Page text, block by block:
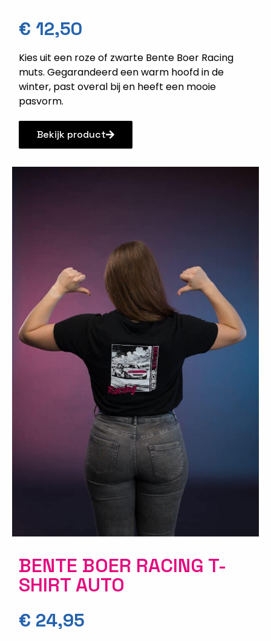
€ 12,50
Kies uit een roze of zwarte Bente Boer Racing
muts. Gegarandeerd een warm hoofd in de
winter, past overal bij en heeft een mooie
pasvorm.
Bekijk product
BENTE BOER RACING T-
SHIRT AUTO
€ 24,95